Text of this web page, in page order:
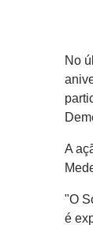
No
A
"O
é